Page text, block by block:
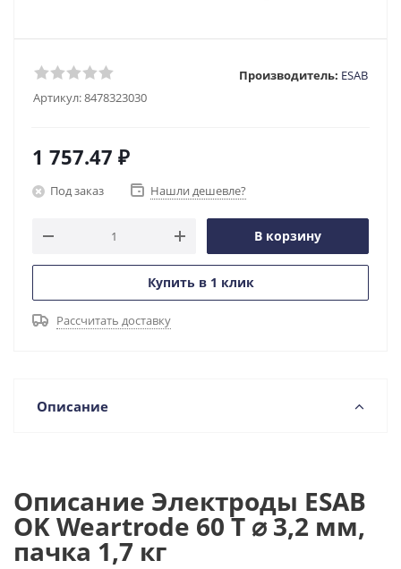
Артикул:8478323030
Производитель: ESAB
1 757.47 ₽
Под заказ Нашли дешевле?
В корзину
Купить в 1 клик
Рассчитать доставку
Описание
Описание Электроды ESAB
OK Weartrode 60 T ⌀ 3,2 мм,
пачка 1,7 кг